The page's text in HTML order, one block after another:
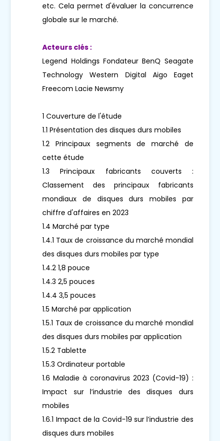
etc. Cela permet d'évaluer la concurrence
globale sur le marché.
Acteurs clés :
Legend Holdings Fondateur BenQ Seagate
Technology Western Digital Aigo Eaget
Freecom Lacie Newsmy
1 Couverture de l'étude
1.1 Présentation des disques durs mobiles
1.2 Principaux segments de marché de
cette étude
1.3 Principaux fabricants couverts :
Classement des principaux fabricants
mondiaux de disques durs mobiles par
chiffre d'affaires en 2023
1.4 Marché par type
1.4.1 Taux de croissance du marché mondial
des disques durs mobiles par type
1.4.2 1,8 pouce
1.4.3 2,5 pouces
1.4.4 3,5 pouces
1.5 Marché par application
1.5.1 Taux de croissance du marché mondial
des disques durs mobiles par application
1.5.2 Tablette
1.5.3 Ordinateur portable
1.6 Maladie à coronavirus 2023 (Covid-19) :
Impact sur l’industrie des disques durs
mobiles
1.6.1 Impact de la Covid-19 sur l’industrie des
disques durs mobiles